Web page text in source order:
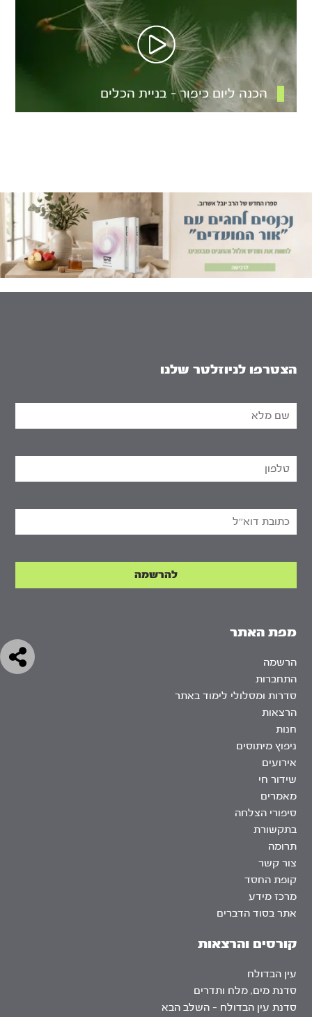
הכנה ליום כיפור – בניית הכלים
מפת האתר
הרשמה
התחברות
סדרות ומסלולי לימוד באתר
הרצאות
חנות
ניפוץ מיתוסים
אירועים
שידור חי
מאמרים
סיפורי הצלחה
בתקשורת
תרומה
צור קשר
קופת החסד
מרכז מידע
אתר בסוד הדברים
קורסים והרצאות
עין הבדולח
סדנת מים, מלח ותדרים
סדנת עין הבדולח – השלב הבא
הצטרפו לניוזלטר שלנו